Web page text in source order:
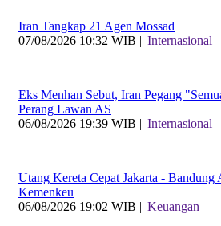
Iran Tangkap 21 Agen Mossad
07/08/2026 10:32 WIB || Internasional
Eks Menhan Sebut, Iran Pegang
Perang Lawan AS
06/08/2026 19:39 WIB || Internasional
Utang Kereta Cepat Jakarta -
Kemenkeu
06/08/2026 19:02 WIB || Keuangan